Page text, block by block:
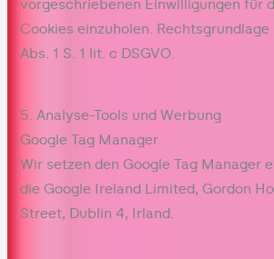
vorgeschriebenen Einwilligungen für
Cookies einzuholen.
Abs. 1 S. 1 lit. c DSGVO.
5. Analyse-Tools und Werbung
Google Tag Manager
Wir setzen den Google Tag Manager
die Google Ireland Limited, Gordon
Street, Dublin 4, Irland.